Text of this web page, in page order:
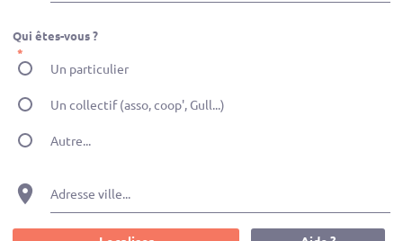
Qui êtes-vous ?
Un particulier
Un collectif (asso, coop', Gull...)
Autre...
Adresse ville...